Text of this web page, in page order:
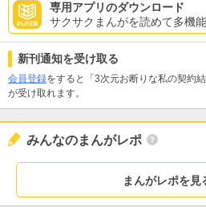
専用アプリのダウンロード
サクサクまんがを読めて多機能
新刊通知を受け取る
会員登録をすると「3次元お断りな私の契約
が受け取れます。
みんなのまんがレポ
まんがレポを見